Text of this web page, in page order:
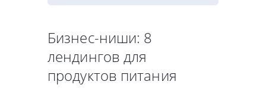
Бизнес-ниши: 8
лендингов для
продуктов питания